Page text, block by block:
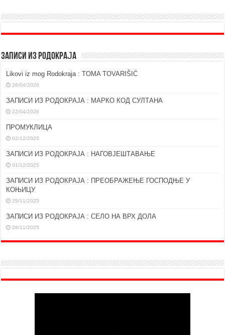
ЗАПИСИ ИЗ РОДОКРАЈА
Likovi iz mog Rodokraja : TOMA TOVARIŠIĆ
26/04/2026
ЗАПИСИ ИЗ РОДОКРАЈА : МАРКО КОД СУЛТАНА
22/04/2026
ПРОМУКЛИЦА
02/12/2025
ЗАПИСИ ИЗ РОДОКРАЈА : НАГОВЈЕШТАВАЊЕ
01/12/2025
ЗАПИСИ ИЗ РОДОКРАЈА : ПРЕОБРАЖЕЊЕ ГОСПОДЊЕ У
КОЊИЦУ
29/11/2025
ЗАПИСИ ИЗ РОДОКРАЈА : СЕЛО НА ВРХ ДОЛА
28/11/2025